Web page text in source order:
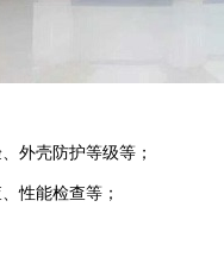
外壳防护等级等；
性能检查等；